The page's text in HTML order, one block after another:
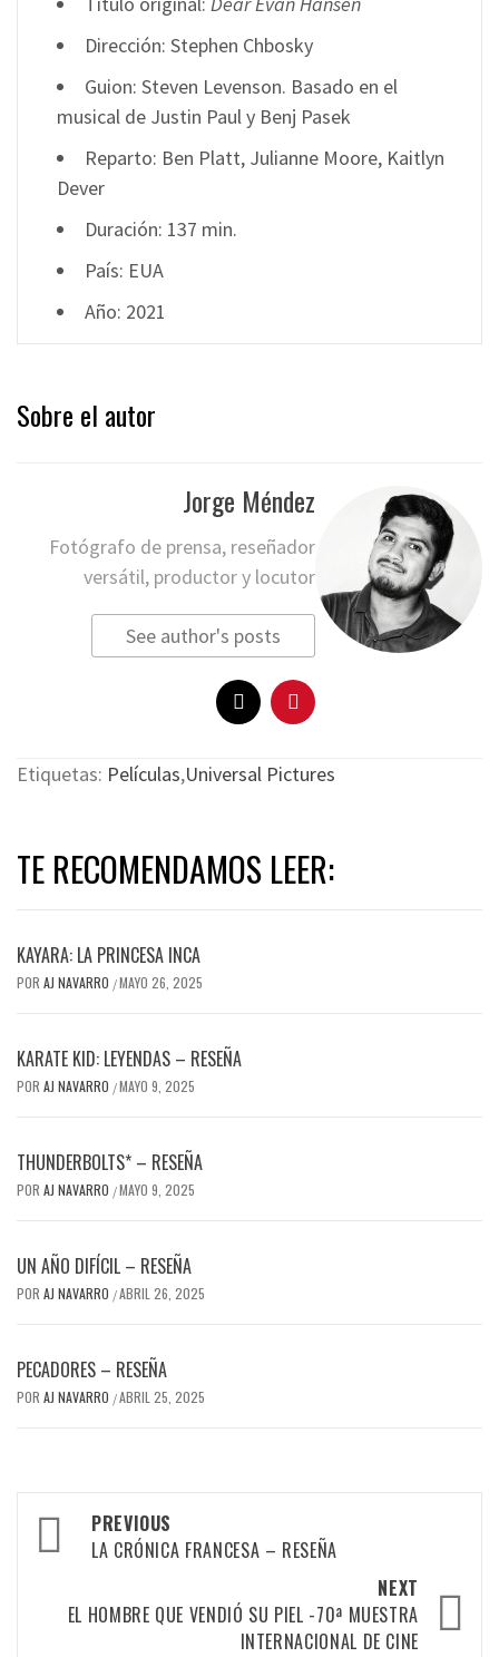
Dirección: Stephen Chbosky
Guion: Steven Levenson. Basado en el
musical de Justin Paul y Benj Pasek
Reparto: Ben Platt, Julianne Moore, Kaitlyn
Dever
Duración: 137 min.
País: EUA
Año: 2021
Sobre el autor
Jorge Méndez
Fotógrafo de prensa, reseñador
versátil, productor y locutor
See author's posts
Etiquetas: Películas,Universal Pictures
TE RECOMENDAMOS LEER:
KAYARA: LA PRINCESA INCA
POR AJ NAVARRO /MAYO 26, 2025
KARATE KID: LEYENDAS – RESEÑA
POR AJ NAVARRO /MAYO 9, 2025
THUNDERBOLTS* – RESEÑA
POR AJ NAVARRO /MAYO 9, 2025
UN AÑO DIFÍCIL – RESEÑA
POR AJ NAVARRO /ABRIL 26, 2025
PECADORES – RESEÑA
POR AJ NAVARRO /ABRIL 25, 2025
Post
navigation
PREVIOUS
LA CRÓNICA FRANCESA – RESEÑA
NEXT
EL HOMBRE QUE VENDIÓ SU PIEL -70ª MUESTRA
INTERNACIONAL DE CINE